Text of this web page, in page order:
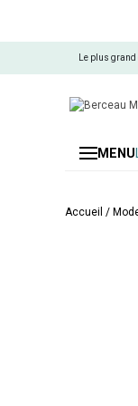
Le plus
MENU
Accueil /